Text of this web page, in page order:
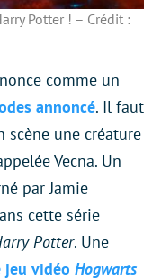
Potter ! – Crédit :
comme un
annoncé. Il faut
scène une créature
Vecna. Un
par Jamie
cette série
Potter. Une
jeu vidéo Hogwarts